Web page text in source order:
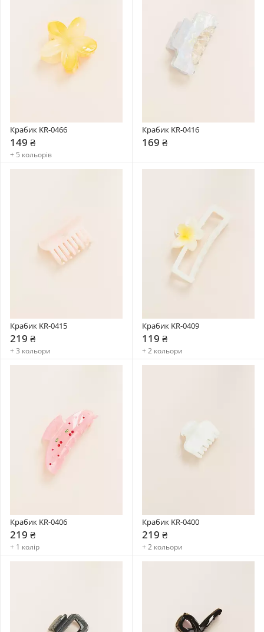
Крабик KR-0466
149 ₴
+ 5 кольорів
Крабик KR-0416
169 ₴
Крабик KR-0415
219 ₴
+ 3 кольори
Крабик KR-0409
119 ₴
+ 2 кольори
Крабик KR-0406
219 ₴
+ 1 колір
Крабик KR-0400
219 ₴
+ 2 кольори